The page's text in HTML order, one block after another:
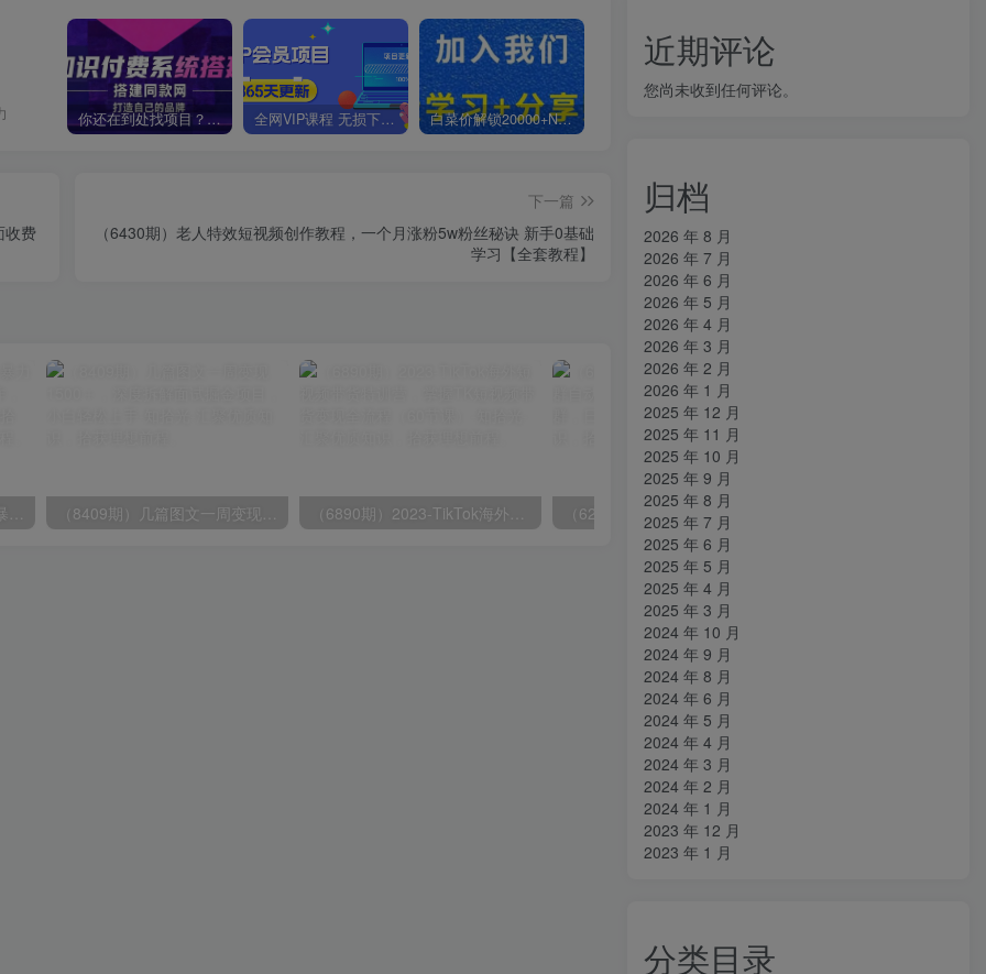
你还在到处找项目？还在当韭菜？我靠卖项目一个月收入5万+，曾经我也是个失败者。 全网VIP课程 无损下载~ 白菜价解锁20000+N个赚钱机会，加入知拾光会员，全站资源免费学习。
收费
下一篇
（6430期）老人特效短视频创作教程，一个月涨粉5w粉丝秘诀 新手0基础
学习【全套教程】
（9420期）最新短剧玩法，暴力变现日入1000+私域零成本操作，全程干货（附1400G短剧） （8409期）几篇图文一周变现1500＋，深度拆解面试掘金项目，小白轻松上手 （6890期）2023-TikTok海外短视频带货特训营，掌握TK短视频带货变现全流程（60节课）
近期评论
您尚未收到任何评论。
归档
2026 年 8 月
2026 年 7 月
2026 年 6 月
2026 年 5 月
2026 年 4 月
2026 年 3 月
2026 年 2 月
2026 年 1 月
2025 年 12 月
2025 年 11 月
2025 年 10 月
2025 年 9 月
2025 年 8 月
2025 年 7 月
2025 年 6 月
2025 年 5 月
2025 年 4 月
2025 年 3 月
2024 年 10 月
2024 年 9 月
2024 年 8 月
2024 年 6 月
2024 年 5 月
2024 年 4 月
2024 年 3 月
2024 年 2 月
2024 年 1 月
2023 年 12 月
2023 年 1 月
分类目录